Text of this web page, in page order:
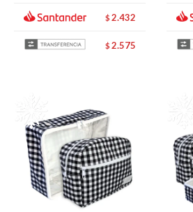
$ 2.432
$ 2.575